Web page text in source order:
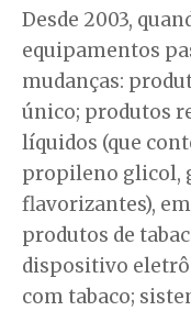
Desde 2003,
equipamentos
mudanças:
único; produtos
líquidos (que
propileno glicol,
flavorizantes),
produtos de
dispositivo
com tabaco;